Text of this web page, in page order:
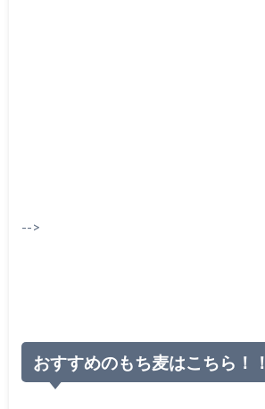
-->
おすすめのもち麦はこちら！！